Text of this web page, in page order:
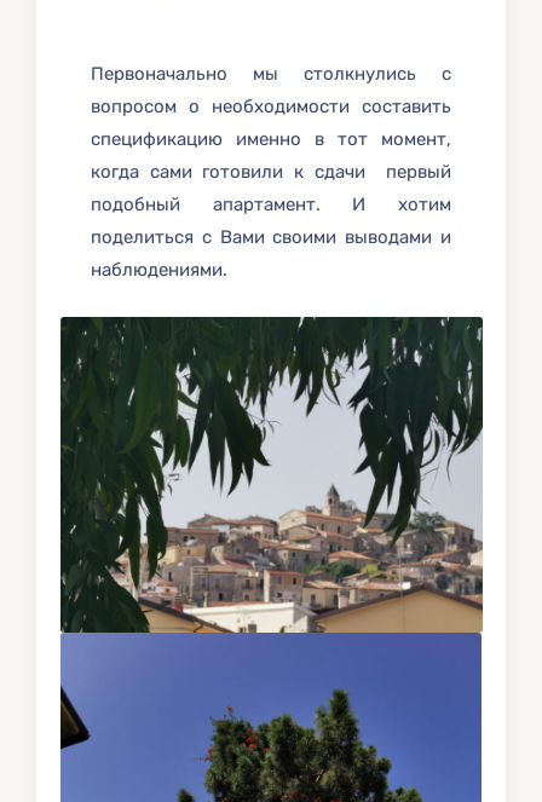
Первоначально мы столкнулись с
вопросом о необходимости составить
спецификацию именно в тот момент,
когда сами готовили к сдачи первый
подобный апартамент. И хотим
поделиться с Вами своими выводами и
наблюдениями.